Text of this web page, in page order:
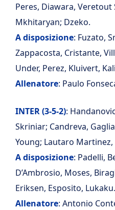
Peres, Diawara, Veretout
Mkhitaryan; Dzeko.
A disposizione: Fuzato,
Zappacosta, Cristante,
Under, Perez, Kluivert,
Allenatore: Paulo
INTER (3-5-2):
Skriniar; Candreva,
Young; Lautaro Martinez,
A disposizione: Padelli,
D’Ambrosio, Moses,
Eriksen, Esposito, Lukaku.
Allenatore: Antonio